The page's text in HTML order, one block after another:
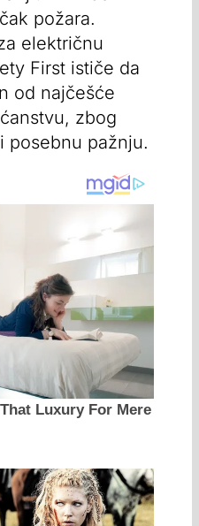
požara.
električnu
First ističe da
od najčešće
zbog
posebnu pažnju.